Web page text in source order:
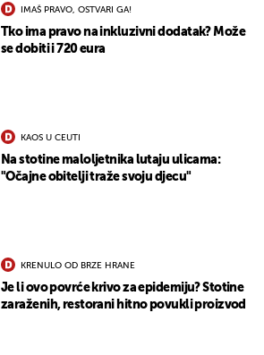
IMAŠ PRAVO, OSTVARI GA!
Tko ima pravo na inkluzivni dodatak? Može
se dobiti i 720 eura
KAOS U CEUTI
Na stotine maloljetnika lutaju ulicama:
"Očajne obitelji traže svoju djecu"
KRENULO OD BRZE HRANE
Je li ovo povrće krivo za epidemiju? Stotine
zaraženih, restorani hitno povukli proizvod